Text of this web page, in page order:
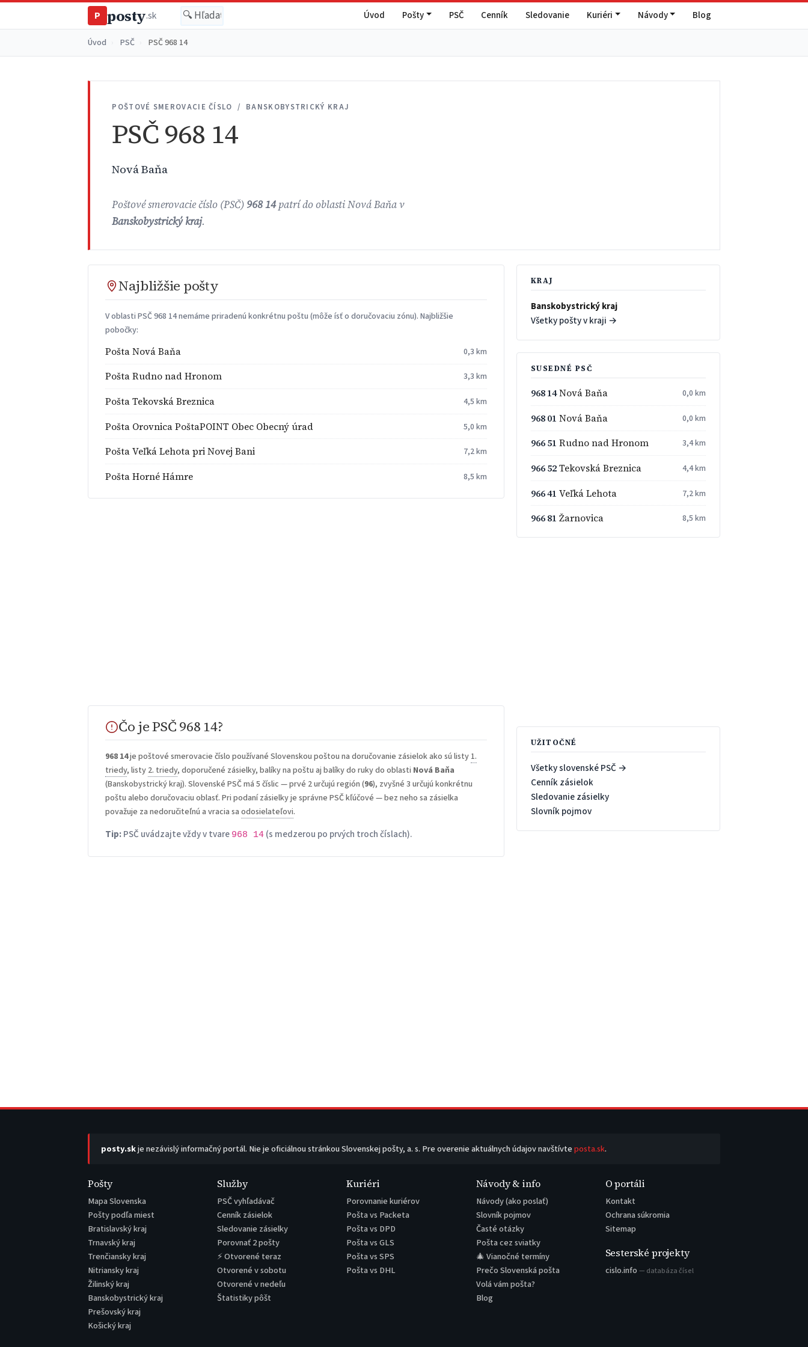
P posty.sk Úvod Pošty PSČ Cenník Sledovanie Kuriéri Návody Blog
Úvod PSČ PSČ 968 14
POŠTOVÉ SMEROVACIE ČÍSLO / BANSKOBYSTRICKÝ KRAJ
PSČ 968 14
Nová Baňa
Poštové smerovacie číslo (PSČ) 968 14patrí do oblasti Nová Baňa v
Banskobystrický kraj.
Najbližšie pošty
V oblasti PSČ 968 14 nemáme priradenú konkrétnu poštu (môže ísť o doručovaciu zónu). Najbližšie
pobočky:
Pošta Nová Baňa 0,3 km
Pošta Rudno nad Hronom 3,3 km
Pošta Tekovská Breznica 4,5 km
Pošta Orovnica PoštaPOINT Obec Obecný úrad 5,0 km
Pošta Veľká Lehota pri Novej Bani 7,2 km
Pošta Horné Hámre 8,5 km
Čo je PSČ 968 14?
968 14je poštové smerovacie číslo používané Slovenskou poštou na doručovanie zásielok ako sú listy 1.
triedy, listy 2. triedy, doporučené zásielky, balíky na poštu aj balíky do ruky do oblasti Nová Baňa
(Banskobystrický kraj). Slovenské PSČ má 5 číslic — prvé 2 určujú región (96), zvyšné 3 určujú konkrétnu
poštu alebo doručovaciu oblasť. Pri podaní zásielky je správne PSČ kľúčové — bez neho sa zásielka
považuje za nedoručiteľnú a vracia saodosielateľovi.
Tip:PSČ uvádzajte vždy v tvare 968 14 (s medzerou po prvých troch číslach).
KRAJ
Banskobystrický kraj
Všetky pošty v kraji →
SUSEDNÉ PSČ
968 14Nová Baňa 0,0 km
968 01 Nová Baňa 0,0 km
966 51 Rudno nad Hronom 3,4 km
966 52Tekovská Breznica 4,4 km
966 41 Veľká Lehota 7,2 km
966 81 Žarnovica 8,5 km
UŽITOČNÉ
Všetky slovenské PSČ →
Cenník zásielok
Sledovanie zásielky
Slovník pojmov
posty.skje nezávislý informačný portál. Nie je oficiálnou stránkou Slovenskej pošty, a. s. Pre overenie aktuálnych údajov navštívteposta.sk.
Pošty
Mapa Slovenska
Pošty podľa miest
Bratislavský kraj
Trnavský kraj
Trenčiansky kraj
Nitriansky kraj
Žilinský kraj
Banskobystrický kraj
Prešovský kraj
Košický kraj
Služby
PSČ vyhľadávač
Cenník zásielok
Sledovanie zásielky
Porovnať 2 pošty
⚡ Otvorené teraz
Otvorené v sobotu
Otvorené v nedeľu
Štatistiky pôšt
Kuriéri
Porovnanie kuriérov
Pošta vs Packeta
Pošta vs DPD
Pošta vs GLS
Pošta vs SPS
Pošta vs DHL
Návody & info
Návody (ako poslať)
Slovník pojmov
Časté otázky
Pošta cez sviatky
🎄 Vianočné termíny
Prečo Slovenská pošta
Volá vám pošta?
Blog
O portáli
Kontakt
Ochrana súkromia
Sitemap
Sesterské projekty
cislo.info — databáza čísel